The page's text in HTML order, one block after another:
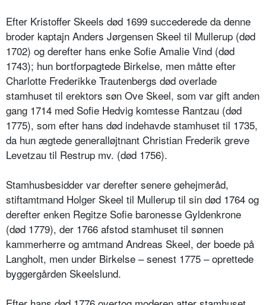
Efter Kristoffer Skeels død 1699 succederede da denne
broder kaptajn Anders Jørgensen Skeel til Mullerup (død
1702) og derefter hans enke Sofie Amalie Vind (død
1743); hun bortforpagtede Birkelse, men måtte efter
Charlotte Frederikke Trautenbergs død overlade
stamhuset til erektors søn Ove Skeel, som var gift anden
gang 1714 med Sofie Hedvig komtesse Rantzau (død
1775), som efter hans død indehavde stamhuset til 1735,
da hun ægtede generalløjtnant Christian Frederik greve
Levetzau til Restrup mv. (død 1756).
Stamhusbesidder var derefter senere gehejmeråd,
stiftamtmand Holger Skeel til Mullerup til sin død 1764 og
derefter enken Regitze Sofie baronesse Gyldenkrone
(død 1779), der 1766 afstod stamhuset til sønnen
kammerherre og amtmand Andreas Skeel, der boede på
Langholt, men under Birkelse – senest 1775 – oprettede
byggergården Skeelslund.